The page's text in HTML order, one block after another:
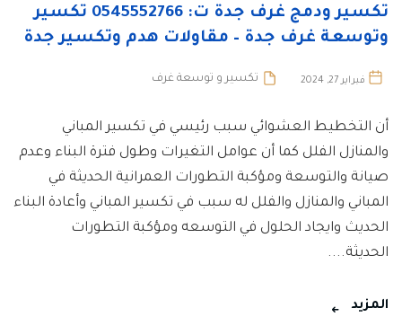
تكسير ودمج غرف جدة ت: 0545552766 تكسير
وتوسعة غرف جدة – مقاولات هدم وتكسير جدة
فبراير 27, 2024 تكسير و توسعة غرف
أن التخطيط العشوائي سبب رئيسي في تكسير المباني
والمنازل الفلل كما أن عوامل التغيرات وطول فترة البناء وعدم
صيانة والتوسعة ومؤكبة التطورات العمرانية الحديثة في
المباني والمنازل والفلل له سبب في تكسير المباني وأعادة البناء
الحديث وايجاد الحلول في التوسعه ومؤكبة التطورات
الحديثة....
المزيد